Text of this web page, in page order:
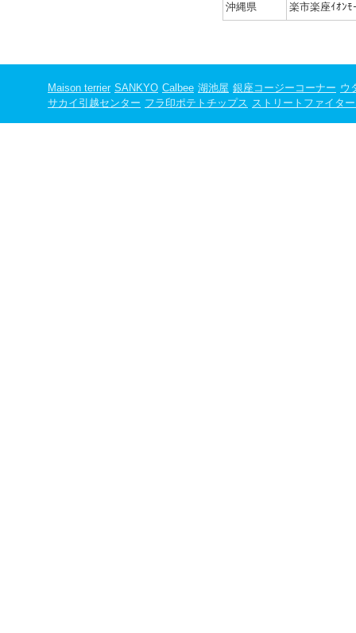
沖縄県 楽市楽座ｲｵﾝﾓ
Maison terrier SANKYO Calbee 湖池屋 銀座コージーコーナー ウ
サカイ引越センター フラ印ポテトチップス ストリートファイタ